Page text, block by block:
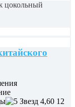
цокольный
4,60 12